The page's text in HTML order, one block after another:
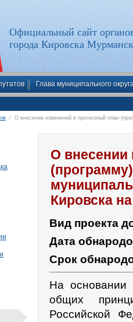
Официальный сайт
города Кировска
Глава муниципального
/ О внесении изменений в прогнозный план
О внесении
Кировска
Вид проекта
Дата
Срок
На
общих
Российской